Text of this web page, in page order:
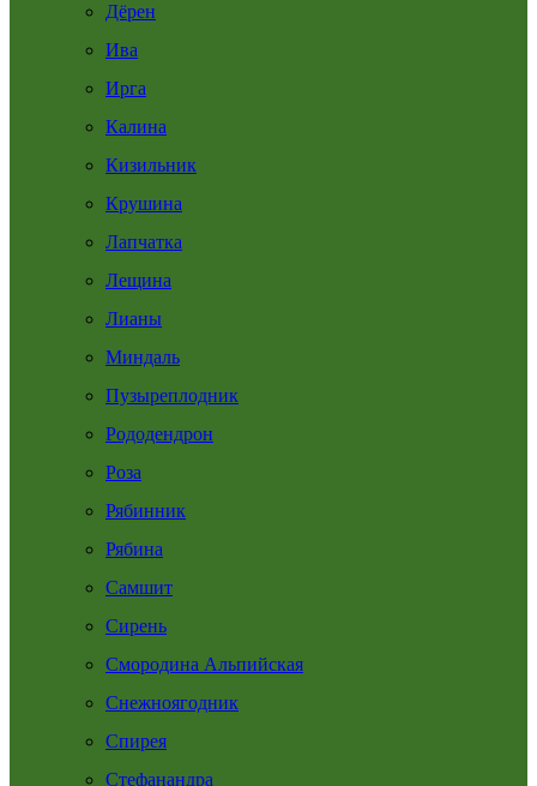
Дёрен
Ива
Ирга
Калина
Кизильник
Крушина
Лапчатка
Лещина
Лианы
Миндаль
Пузыреплодник
Рододендрон
Роза
Рябинник
Рябина
Самшит
Сирень
Смородина Альпийская
Снежноягодник
Спирея
Стефанандра